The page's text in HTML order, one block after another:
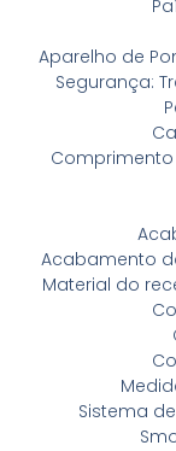
Aparelho de
Segurança:
Acabamento
Material do
Sistema